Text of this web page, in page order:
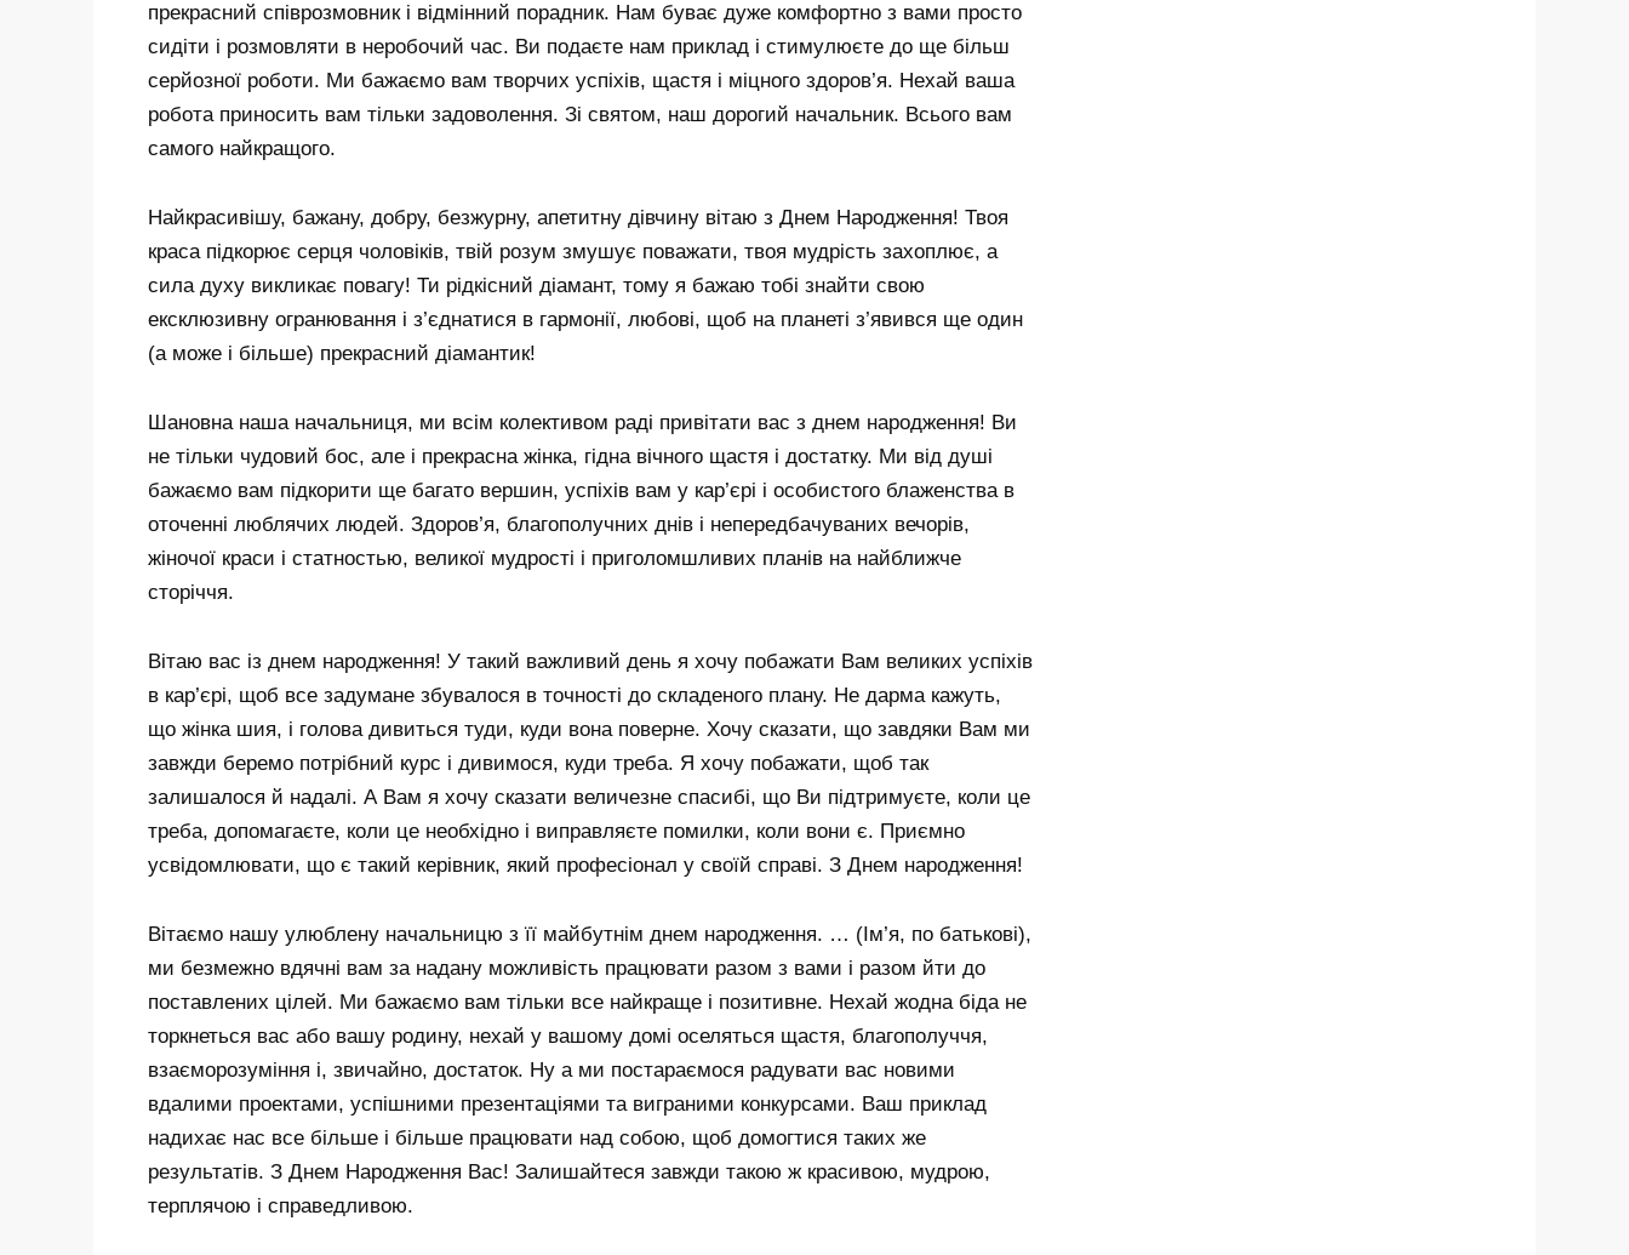
прекрасний співрозмовник і відмінний порадник. Нам буває дуже комфортно з вами просто
сидіти і розмовляти в неробочий час. Ви подаєте нам приклад і стимулюєте до ще більш
серйозної роботи. Ми бажаємо вам творчих успіхів, щастя і міцного здоров’я. Нехай ваша
робота приносить вам тільки задоволення. Зі святом, наш дорогий начальник. Всього вам
самого найкращого.
Найкрасивішу, бажану, добру, безжурну, апетитну дівчину вітаю з Днем Народження! Твоя
краса підкорює серця чоловіків, твій розум змушує поважати, твоя мудрість захоплює, а
сила духу викликає повагу! Ти рідкісний діамант, тому я бажаю тобі знайти свою
ексклюзивну огранювання і з’єднатися в гармонії, любові, щоб на планеті з’явився ще один
(а може і більше) прекрасний діамантик!
Шановна наша начальниця, ми всім колективом раді привітати вас з днем ​​народження! Ви
не тільки чудовий бос, але і прекрасна жінка, гідна вічного щастя і достатку. Ми від душі
бажаємо вам підкорити ще багато вершин, успіхів вам у кар’єрі і особистого блаженства в
оточенні люблячих людей. Здоров’я, благополучних днів і непередбачуваних вечорів,
жіночої краси і статностью, великої мудрості і приголомшливих планів на найближче
сторіччя.
Вітаю вас із днем ​​народження! У такий важливий день я хочу побажати Вам великих успіхів
в кар’єрі, щоб все задумане збувалося в точності до складеного плану. Не дарма кажуть,
що жінка шия, і голова дивиться туди, куди вона поверне. Хочу сказати, що завдяки Вам ми
завжди беремо потрібний курс і дивимося, куди треба. Я хочу побажати, щоб так
залишалося й надалі. А Вам я хочу сказати величезне спасибі, що Ви підтримуєте, коли це
треба, допомагаєте, коли це необхідно і виправляєте помилки, коли вони є. Приємно
усвідомлювати, що є такий керівник, який професіонал у своїй справі. З Днем народження!
Вітаємо нашу улюблену начальницю з її майбутнім днем ​​народження. … (Ім’я, по батькові),
ми безмежно вдячні вам за надану можливість працювати разом з вами і разом йти до
поставлених цілей. Ми бажаємо вам тільки все найкраще і позитивне. Нехай жодна біда не
торкнеться вас або вашу родину, нехай у вашому домі оселяться щастя, благополуччя,
взаєморозуміння і, звичайно, достаток. Ну а ми постараємося радувати вас новими
вдалими проектами, успішними презентаціями та виграними конкурсами. Ваш приклад
надихає нас все більше і більше працювати над собою, щоб домогтися таких же
результатів. З Днем Народження Вас! Залишайтеся завжди такою ж красивою, мудрою,
терплячою і справедливою.